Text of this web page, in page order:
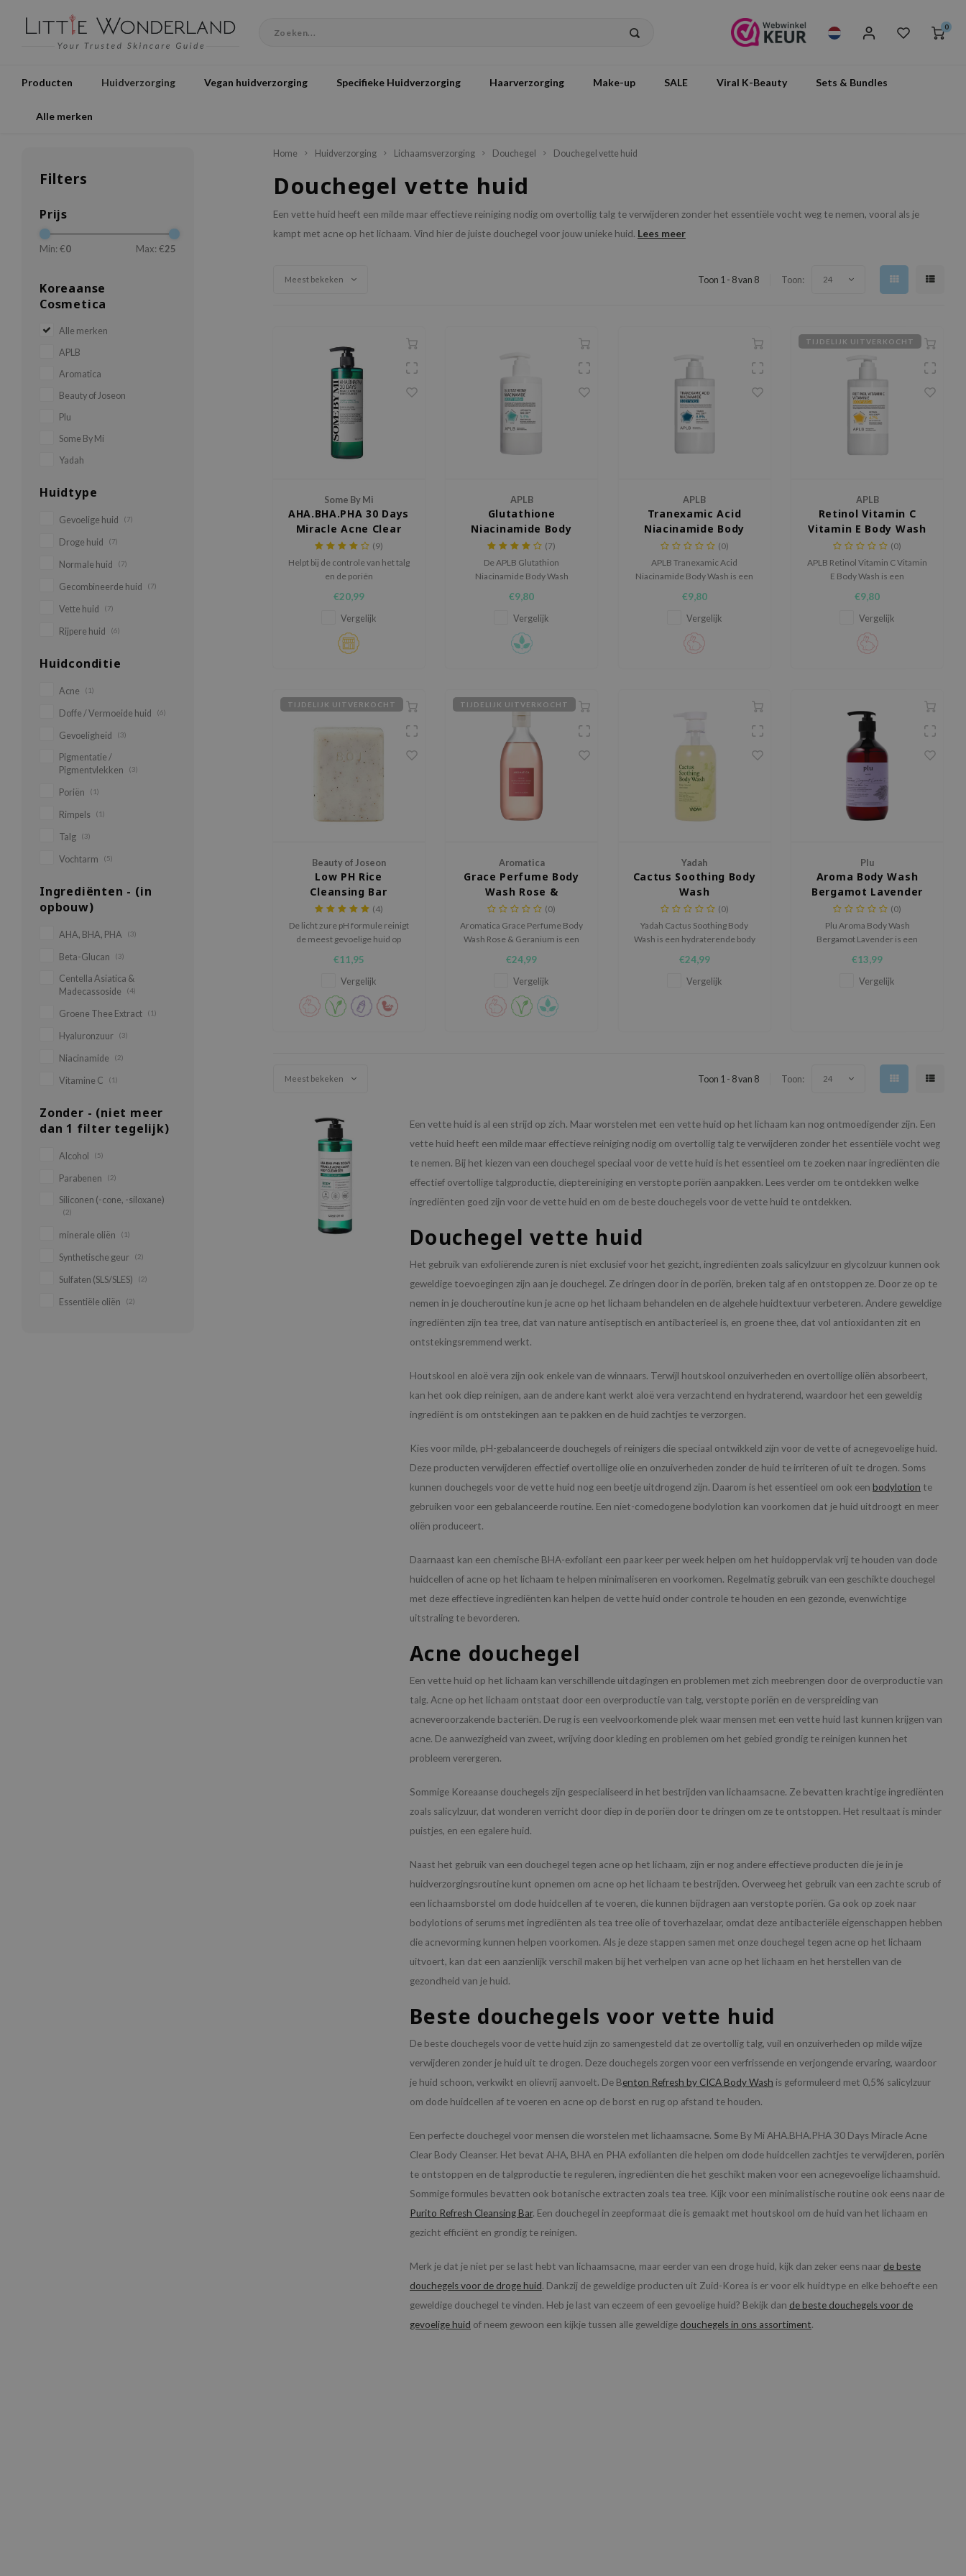
0
Producten Huidverzorging Vegan huidverzorging Specifieke Huidverzorging Haarverzorging Make-up SALE Viral K-Beauty Sets & Bundles
Alle merken
Filters
Prijs
Min: €0 Max: €25
Koreaanse
Cosmetica
Alle merken
APLB
Aromatica
Beauty of Joseon
Plu
Some By Mi
Yadah
Huidtype
Gevoelige huid (7)
Droge huid (7)
Normale huid (7)
Gecombineerde huid (7)
Vette huid (7)
Rijpere huid (6)
Huidconditie
Acne (1)
Doffe / Vermoeide huid (6)
Gevoeligheid (3)
Pigmentatie /
Pigmentvlekken
(3)
Poriën (1)
Rimpels (1)
Talg (3)
Vochtarm (5)
Ingrediënten - (in
opbouw)
AHA, BHA, PHA (3)
Beta-Glucan (3)
Centella Asiatica &
Madecassoside
(4)
Groene Thee Extract (1)
Hyaluronzuur (3)
Niacinamide (2)
Vitamine C (1)
Zonder - (niet meer
dan 1 filter tegelijk)
Alcohol (5)
Parabenen (2)
Siliconen (-cone, -siloxane)
(2)
minerale oliën (1)
Synthetische geur (2)
Sulfaten (SLS/SLES) (2)
Essentiële oliën (2)
Home Huidverzorging Lichaamsverzorging Douchegel Douchegel vette huid
Douchegel vette huid
Een vette huid heeft een milde maar effectieve reiniging nodig om overtollig talg te verwijderen zonder het essentiële vocht weg te nemen, vooral als je
kampt met acne op het lichaam. Vind hier de juiste douchegel voor jouw unieke huid. Lees meer
Meest bekeken Toon 1 - 8 van 8 Toon: 24
Some By Mi
AHA.BHA.PHA 30 Days
Miracle Acne Clear
Body Cleanser
(9)
Helpt bij de controle van het talg
en de poriën
€20,99
Vergelijk
APLB
Glutathione
Niacinamide Body
Wash
(7)
De APLB Glutathion
Niacinamide Body Wash
verzacht de huid terwijl het de
elasticiteit verbetert en de
huidbarrière versterkt.
€9,80
Vergelijk
APLB
Tranexamic Acid
Niacinamide Body
Wash
(0)
APLB Tranexamic Acid
Niacinamide Body Wash is een
huid mild reinigt en helpt een
egalere en frisse uitstraling te
ondersteunen.
€9,80
Vergelijk
TIJDELIJK UITVERKOCHT
APLB
Retinol Vitamin C
Vitamin E Body Wash
(0)
APLB Retinol Vitamin C Vitamin
E Body Wash is een
huid tijdens het reinigen actief
ondersteunt en helpt haar
natuurlijke balans te behouden.
€9,80
Vergelijk
TIJDELIJK UITVERKOCHT
Beauty of Joseon
Low PH Rice
Cleansing Bar
(4)
De licht zure pH formule reinigt
de meest gevoelige huid op
harmonie.
€11,95
Vergelijk
TIJDELIJK UITVERKOCHT
Aromatica
Grace Perfume Body
Wash Rose &
Geranium(0)
Aromatica Grace Perfume Body
Wash Rose & Geranium is een
de huid fris reinigt en omhult
met een elegant, bloemig
parfum.
€24,99
Vergelijk
Yadah
Cactus Soothing Body
Wash
(0)
Yadah Cactus Soothing Body
Wash is een hydraterende body
verfrist en comfortabel laat
aanvoelen na het douchen.
€24,99
Vergelijk
Plu
Aroma Body Wash
Bergamot Lavender
(0)
Plu Aroma Body Wash
Bergamot Lavender is een
huid reinigt, verzacht en fris laat
aanvoelen met een
€13,99
Vergelijk
Meest bekeken Toon 1 - 8 van 8 Toon: 24
Een vette huid is al een strijd op zich. Maar worstelen met een vette huid op het lichaam kan nog ontmoedigender zijn. Een
vette huid heeft een milde maar effectieve reiniging nodig om overtollig talg te verwijderen zonder het essentiële vocht weg
te nemen. Bij het kiezen van een douchegel speciaal voor de vette huid is het essentieel om te zoeken naar ingrediënten die
effectief overtollige talgproductie, dieptereiniging en verstopte poriën aanpakken. Lees verder om te ontdekken welke
ingrediënten goed zijn voor de vette huid en om de beste douchegels voor de vette huid te ontdekken.
Douchegel vette huid
Het gebruik van exfoliërende zuren is niet exclusief voor het gezicht, ingrediënten zoals salicylzuur en glycolzuur kunnen ook
geweldige toevoegingen zijn aan je douchegel. Ze dringen door in de poriën, breken talg af en ontstoppen ze. Door ze op te
nemen in je doucheroutine kun je acne op het lichaam behandelen en de algehele huidtextuur verbeteren. Andere geweldige
ingrediënten zijn tea tree, dat van nature antiseptisch en antibacterieel is, en groene thee, dat vol antioxidanten zit en
ontstekingsremmend werkt.
Houtskool en aloë vera zijn ook enkele van de winnaars. Terwijl houtskool onzuiverheden en overtollige oliën absorbeert,
kan het ook diep reinigen, aan de andere kant werkt aloë vera verzachtend en hydraterend, waardoor het een geweldig
ingrediënt is om ontstekingen aan te pakken en de huid zachtjes te verzorgen.
Kies voor milde, pH-gebalanceerde douchegels of reinigers die speciaal ontwikkeld zijn voor de vette of acnegevoelige huid.
Deze producten verwijderen effectief overtollige olie en onzuiverheden zonder de huid te irriteren of uit te drogen. Soms
kunnen douchegels voor de vette huid nog een beetje uitdrogend zijn. Daarom is het essentieel om ook een bodylotion te
gebruiken voor een gebalanceerde routine. Een niet-comedogene bodylotion kan voorkomen dat je huid uitdroogt en meer
oliën produceert.
Daarnaast kan een chemische BHA-exfoliant een paar keer per week helpen om het huidoppervlak vrij te houden van dode
huidcellen of acne op het lichaam te helpen minimaliseren en voorkomen. Regelmatig gebruik van een geschikte douchegel
met deze effectieve ingrediënten kan helpen de vette huid onder controle te houden en een gezonde, evenwichtige
uitstraling te bevorderen.
Acne douchegel
Een vette huid op het lichaam kan verschillende uitdagingen en problemen met zich meebrengen door de overproductie van
talg. Acne op het lichaam ontstaat door een overproductie van talg, verstopte poriën en de verspreiding van
acneveroorzakende bacteriën. De rug is een veelvoorkomende plek waar mensen met een vette huid last kunnen krijgen van
acne. De aanwezigheid van zweet, wrijving door kleding en problemen om het gebied grondig te reinigen kunnen het
probleem verergeren.
Sommige Koreaanse douchegels zijn gespecialiseerd in het bestrijden van lichaamsacne. Ze bevatten krachtige ingrediënten
zoals salicylzuur, dat wonderen verricht door diep in de poriën door te dringen om ze te ontstoppen. Het resultaat is minder
puistjes, en een egalere huid.
Naast het gebruik van een douchegel tegen acne op het lichaam, zijn er nog andere effectieve producten die je in je
huidverzorgingsroutine kunt opnemen om acne op het lichaam te bestrijden. Overweeg het gebruik van een zachte scrub of
een lichaamsborstel om dode huidcellen af te voeren, die kunnen bijdragen aan verstopte poriën. Ga ook op zoek naar
bodylotions of serums met ingrediënten als tea tree olie of toverhazelaar, omdat deze antibacteriële eigenschappen hebben
die acnevorming kunnen helpen voorkomen. Als je deze stappen samen met onze douchegel tegen acne op het lichaam
uitvoert, kan dat een aanzienlijk verschil maken bij het verhelpen van acne op het lichaam en het herstellen van de
gezondheid van je huid.
Beste douchegels voor vette huid
De beste douchegels voor de vette huid zijn zo samengesteld dat ze overtollig talg, vuil en onzuiverheden op milde wijze
verwijderen zonder je huid uit te drogen. Deze douchegels zorgen voor een verfrissende en verjongende ervaring, waardoor
je huid schoon, verkwikt en olievrij aanvoelt. De Benton Refresh by CICA Body Wash is geformuleerd met 0,5% salicylzuur
om dode huidcellen af te voeren en acne op de borst en rug op afstand te houden.
Een perfecte douchegel voor mensen die worstelen met lichaamsacne. Some By Mi AHA.BHA.PHA 30 Days Miracle Acne
Clear Body Cleanser. Het bevat AHA, BHA en PHA exfolianten die helpen om dode huidcellen zachtjes te verwijderen, poriën
te ontstoppen en de talgproductie te reguleren, ingrediënten die het geschikt maken voor een acnegevoelige lichaamshuid.
Sommige formules bevatten ook botanische extracten zoals tea tree. Kijk voor een minimalistische routine ook eens naar de
Purito Refresh Cleansing Bar. Een douchegel in zeepformaat die is gemaakt met houtskool om de huid van het lichaam en
gezicht efficiënt en grondig te reinigen.
Merk je dat je niet per se last hebt van lichaamsacne, maar eerder van een droge huid, kijk dan zeker eens naar de beste
douchegels voor de droge huid. Dankzij de geweldige producten uit Zuid-Korea is er voor elk huidtype en elke behoefte een
geweldige douchegel te vinden. Heb je last van eczeem of een gevoelige huid? Bekijk dan de beste douchegels voor de
gevoelige huid of neem gewoon een kijkje tussen alle geweldige douchegels in ons assortiment.